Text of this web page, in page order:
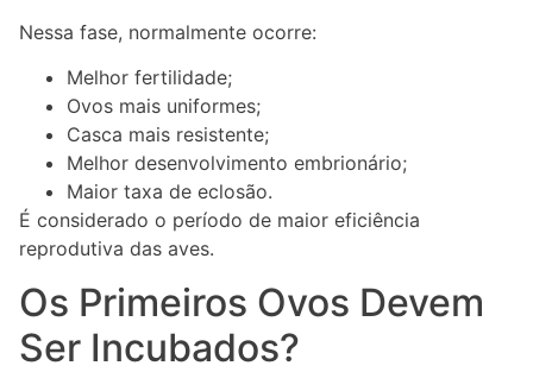
Nessa fase, normalmente ocorre:
Melhor fertilidade;
Ovos mais uniformes;
Casca mais resistente;
Melhor desenvolvimento embrionário;
Maior taxa de eclosão.
É considerado o período de maior eficiência
reprodutiva das aves.
Os Primeiros Ovos Devem
Ser Incubados?